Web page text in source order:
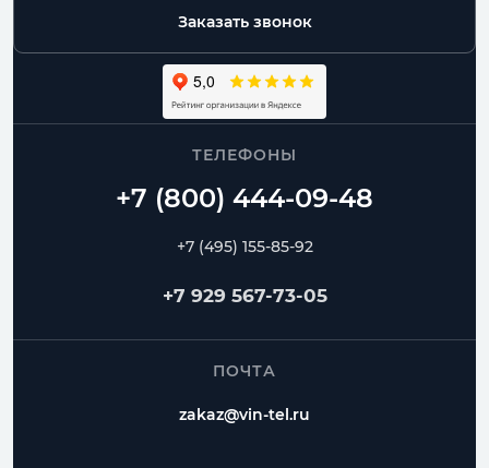
Заказать звонок
ТЕЛЕФОНЫ
+7 (495) 155-85-92
+7 929 567-73-05
ПОЧТА
zakaz@vin-tel.ru